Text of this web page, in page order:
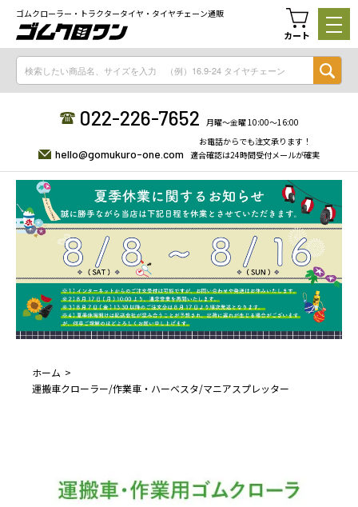
ゴムクローラー・トラクタータイヤ・タイヤチェーン通販
カート
022-226-7652 月曜〜金曜 10:00〜16:00
hello@gomukuro-one.com
お電話からでも注文承ります！
適合確認は24時間受付メールが確実
ホーム
運搬車クローラー/作業車・ハーベスタ/マニアスプレッター